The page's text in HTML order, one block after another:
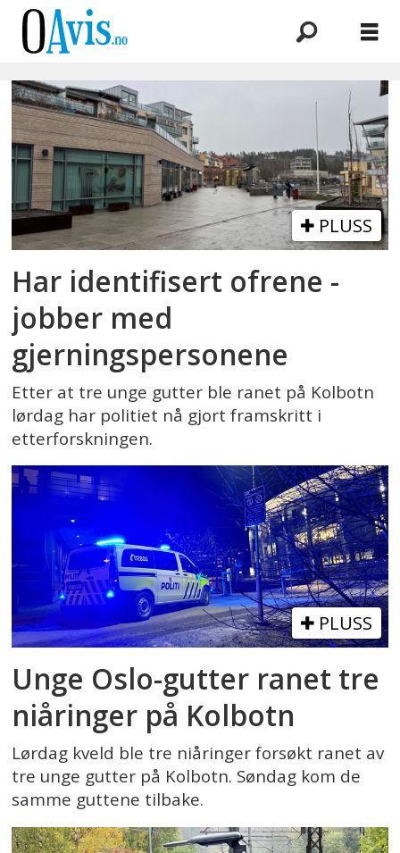
Emne:
ran
PLUSS
Har identifisert ofrene -
jobber med
gjerningspersonene
Etter at tre unge gutter ble ranet på Kolbotn
lørdag har politiet nå gjort framskritt i
etterforskningen.
PLUSS
Unge Oslo-gutter ranet tre
niåringer på Kolbotn
Lørdag kveld ble tre niåringer forsøkt ranet av
tre unge gutter på Kolbotn. Søndag kom de
samme guttene tilbake.